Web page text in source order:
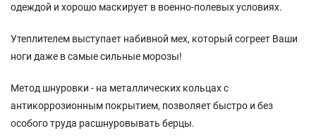
одеждой и хорошо маскирует в военно-полевых условиях.
Утеплителем выступает набивной мех, который согреет Ваши
ноги даже в самые сильные морозы!
Метод шнуровки - на металлических кольцах с
антикоррозионным покрытием, позволяет быстро и без
особого труда расшнуровывать берцы.